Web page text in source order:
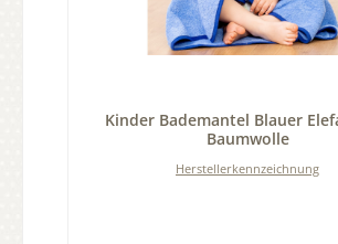
Kinder Bademantel Blauer
Baumwolle
Herstellerkennzeichnung